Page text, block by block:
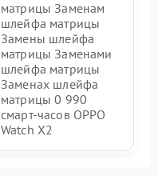
матрицы Заменам
шлейфа матрицы
Замены шлейфа
матрицы Заменами
шлейфа матрицы
Заменах шлейфа
матрицы 0 990
смарт-часов OPPO
Watch X2